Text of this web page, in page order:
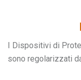
I Dispositivi di
sono regolarizzati